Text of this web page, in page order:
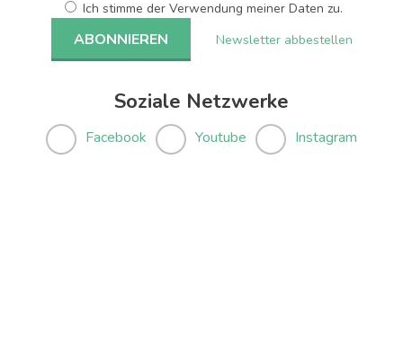
Ich stimme der Verwendung meiner Daten zu.
Newsletter abbestellen
Soziale Netzwerke
Facebook Youtube Instagram